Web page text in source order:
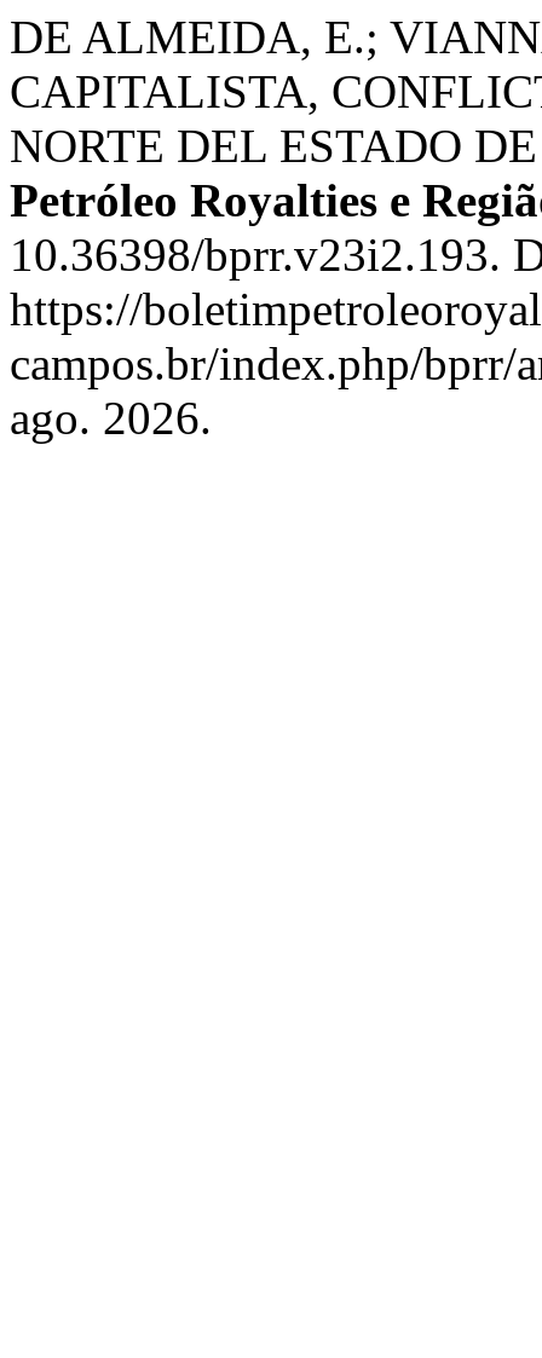
DE ALMEIDA, E.;
CAPITALISTA,
NORTE DEL ESTADO
Petróleo Royalties e
10.36398/bprr.v23i2.193.
https://
campos.br/index.php/bprr/
ago. 2026.